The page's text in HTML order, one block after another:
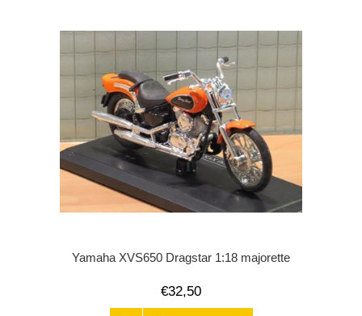
Yamaha XVS650 Dragstar 1:18 majorette
€32,50